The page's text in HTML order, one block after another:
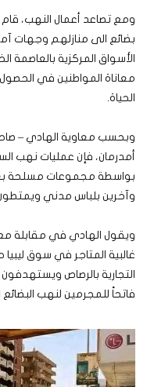
ومع تصاعد أعمال النهب،
بضائع الى منازلهم وجهات
الأسواق المركزية بالعاصمة
معاناة المواطنين في
الحياة.
وبحسب معاوية الهادي –
أمدرمان، فإن عمليات نهب
بواسطة مجموعات مسلحة
وآخرين بلباس مدني ويمتطون
ويقول الهادي في مقابلة
غالبية المتاجر في سوق
التجارية بالرصاص
فاتحاً للمجرمين لنهب